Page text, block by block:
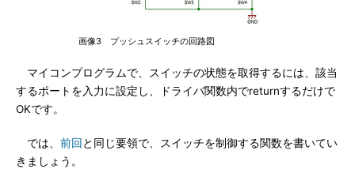
画像3 プッシュスイッチの回路図
マイコンプログラムで、スイッチの状態を取得するには、該当
するポートを入力に設定し、ドライバ関数内でreturnするだけで
OKです。
では、 前回 と同じ要領で、スイッチを制御する関数を書いてい
きましょう。